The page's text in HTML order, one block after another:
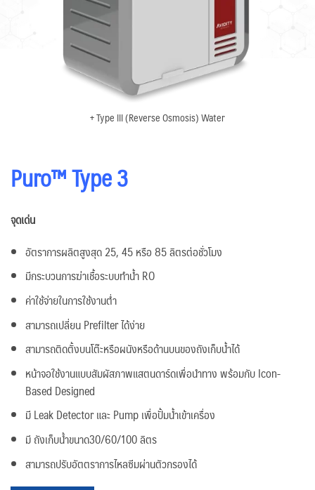
+ Type III (Reverse Osmosis) Water
Puro™ Type 3
จุดเด่น
อัตราการผลิตสูงสุด 25, 45 หรือ 85 ลิตรต่อชั่วโมง
มีกระบวนการฆ่าเชื้อระบบทำน้ำ RO
ค่าใช้จ่ายในการใช้งานต่ำ
สามารถเปลี่ยน Prefilter ได้ง่าย
สามารถติดตั้งบนโต๊ะหรือผนังหรือด้านบนของถังเก็บน้ำได้
หน้าจอใช้งานแบบสัมผัสภาพแสตนดาร์ดเพื่อนำทาง พร้อมกับ Icon-
Based Designed
มี Leak Detector และ Pump เพื่อปั้มน้ำเข้าเครื่อง
มี ถังเก็บน้ำขนาด30/60/100 ลิตร
สามารถปรับอัตตราการไหลซีมผ่านตัวกรองได้